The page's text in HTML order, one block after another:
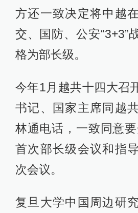
方还一致决定将中越
交、国防、公安“3+3”
格为部长级。
今年1月越共十四大召
书记、国家主席同越
林通电话，一致同意要
首次部长级会议和指
次会议。
复旦大学中国周边研